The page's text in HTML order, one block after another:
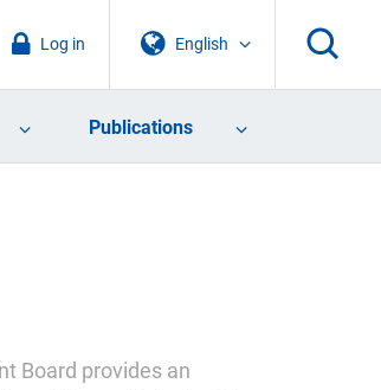
English
Log in
Publications
Board provides an